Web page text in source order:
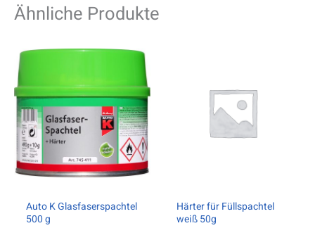
Ähnliche Produkte
Auto K Glasfaserspachtel
500 g
Härter für Füllspachtel
weiß 50g